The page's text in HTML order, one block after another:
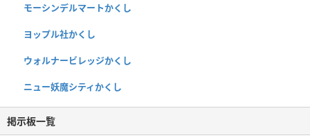
モーシンデルマートかくし
ヨップル社かくし
ウォルナービレッジかくし
ニュー妖魔シティかくし
掲示板一覧